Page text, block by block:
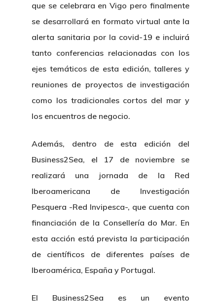
que se celebrara en Vigo pero finalmente
se desarrollará en formato virtual ante la
alerta sanitaria por la covid-19 e incluirá
tanto conferencias relacionadas con los
ejes temáticos de esta edición, talleres y
reuniones de proyectos de investigación
como los tradicionales cortos del mar y
los encuentros de negocio.
Además, dentro de esta edición del
Business2Sea, el 17 de noviembre se
realizará una jornada de la Red
Iberoamericana de Investigación
Pesquera -Red Invipesca-, que cuenta con
financiación de la Consellería do Mar. En
esta acción está prevista la participación
de científicos de diferentes países de
Iberoamérica, España y Portugal.
El Business2Sea es un evento
Nosotros
Organización
Directorio De Personal
Novedades
Proyectos
Publicaciones